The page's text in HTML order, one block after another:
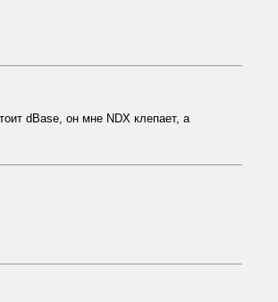
dBase, он мне NDX клепает, а